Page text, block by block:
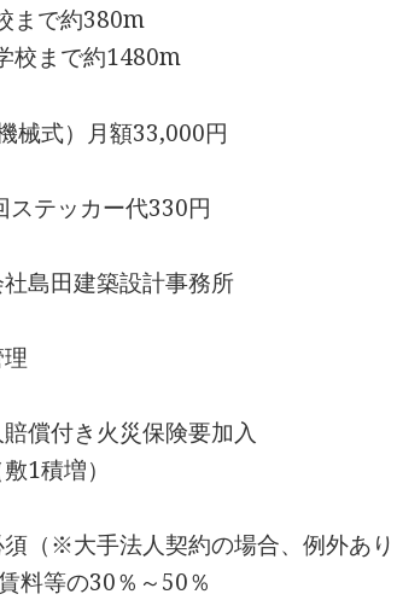
まで約380m
校まで約1480m
式）月額33,000円
ッカー代330円
田建築設計事務所
き火災保険要加入
積増）
※大手法人契約の場合、例外あり
料等の30％～50％